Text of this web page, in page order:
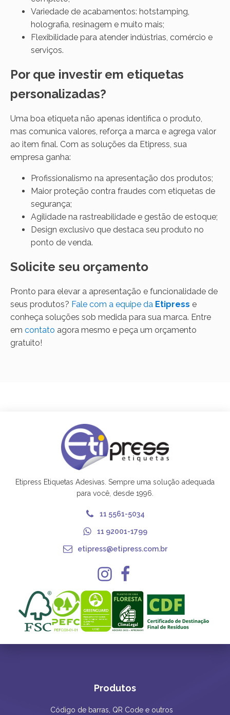
Variedade de acabamentos: hotstamping,
holografia, resinagem e muito mais;
Flexibilidade para atender indústrias, comércio e
serviços.
Por que investir em etiquetas
personalizadas?
Uma boa etiqueta não apenas identifica o produto,
mas comunica valores, reforça a marca e agrega valor
ao item final. Com as soluções da Etipress, sua
empresa ganha:
Profissionalismo na apresentação dos produtos;
Maior proteção contra fraudes com etiquetas de
segurança;
Agilidade na rastreabilidade e gestão de estoque;
Design exclusivo que destaca seu produto no
ponto de venda.
Solicite seu orçamento
Pronto para elevar a apresentação e funcionalidade de
seus produtos? Fale com a equipe da Etipress e
conheça soluções sob medida para sua marca. Entre
em contato agora mesmo e peça um orçamento
gratuito!
Etipress Etiquetas Adesivas. Sempre uma solução adequada
para você, desde 1996.
11 5561-5034
11 92001-1799
etipress@etipress.com.br
Produtos
Código de barras, QR Code e outros